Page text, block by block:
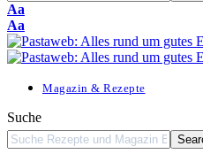
Font
Resizer
Aa
Font
Resizer
Aa
Magazin & Rezepte
Suche